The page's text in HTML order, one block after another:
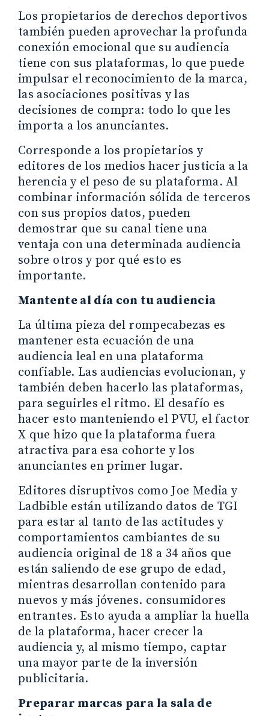
Los propietarios de derechos deportivos
también pueden aprovechar la profunda
conexión emocional que su audiencia
tiene con sus plataformas, lo que puede
impulsar el reconocimiento de la marca,
las asociaciones positivas y las
decisiones de compra: todo lo que les
importa a los anunciantes.
Corresponde a los propietarios y
editores de los medios hacer justicia a la
herencia y el peso de su plataforma. Al
combinar información sólida de terceros
con sus propios datos, pueden
demostrar que su canal tiene una
ventaja con una determinada audiencia
sobre otros y por qué esto es
importante.
Mantente al día con tu audiencia
La última pieza del rompecabezas es
mantener esta ecuación de una
audiencia leal en una plataforma
confiable. Las audiencias evolucionan, y
también deben hacerlo las plataformas,
para seguirles el ritmo. El desafío es
hacer esto manteniendo el PVU, el factor
X que hizo que la plataforma fuera
atractiva para esa cohorte y los
anunciantes en primer lugar.
Editores disruptivos como Joe Media y
Ladbible están utilizando datos de TGI
para estar al tanto de las actitudes y
comportamientos cambiantes de su
audiencia original de 18 a 34 años que
están saliendo de ese grupo de edad,
mientras desarrollan contenido para
nuevos y más jóvenes. consumidores
entrantes. Esto ayuda a ampliar la huella
de la plataforma, hacer crecer la
audiencia y, al mismo tiempo, captar
una mayor parte de la inversión
publicitaria.
Preparar marcas para la sala de